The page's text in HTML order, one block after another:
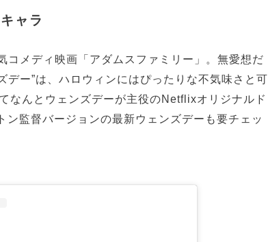
ャラ
コメディ映画「アダムスファミリー」。無愛想だ
デー”は、ハロウィンにはぴったりな不気味さと可
なんとウェンズデーが主役のNetflixオリジナルド
ン監督バージョンの最新ウェンズデーも要チェッ